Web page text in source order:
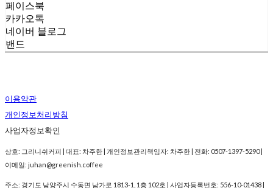
페이스북
카카오톡
네이버 블로그
밴드
이용약관
개인정보처리방침
사업자정보확인
상호: 그리니쉬커피 | 대표: 차주한 | 개인정보관리책임자: 차주한 | 전화: 0507-1397-5290 |
이메일: juhan@greenish.coffee
주소: 경기도 남양주시 수동면 남가로 1813-1, 1층 102호 | 사업자등록번호: 556-10-01438 |